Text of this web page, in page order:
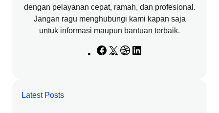
dengan pelayanan cepat, ramah, dan profesional.
Jangan ragu menghubungi kami kapan saja
untuk informasi maupun bantuan terbaik.
F
X
D
Latest Posts